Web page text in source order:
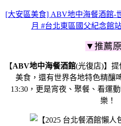
[大安區美食] ABV地中海餐酒館-
月 #台北東區國父紀念館
▼推薦
【ABV地中海餐酒館(光復店)】
美食，還有世界各地特色精釀
13:30，更是宵夜、聚餐、看運
樂！